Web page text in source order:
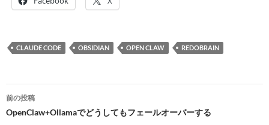
CLAUDE CODE OBSIDIAN OPEN CLAW REDOBRAIN
投
稿
前の投稿
OpenClaw+Ollamaでどうしてもフェールオーバーする